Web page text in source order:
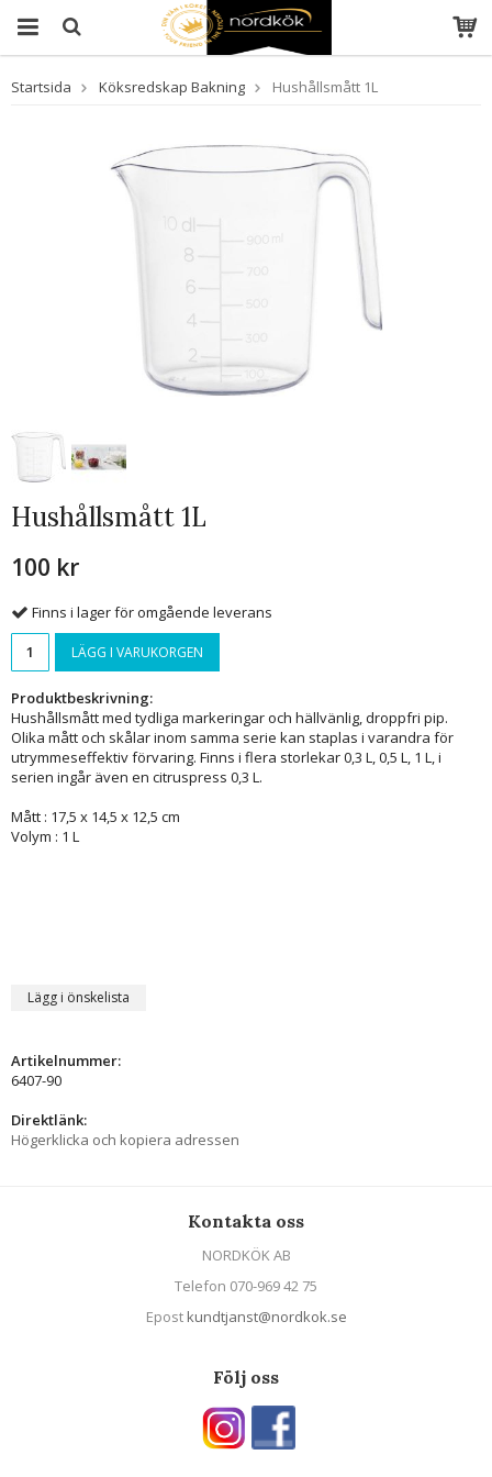
Startsida Köksredskap Bakning Hushållsmått 1L
Hushållsmått 1L
100 kr
Finns i lager för omgående leverans
LÄGG I VARUKORGEN
Produktbeskrivning:
Hushållsmått med tydliga markeringar och hällvänlig, droppfri pip.
Olika mått och skålar inom samma serie kan staplas i varandra för
utrymmeseffektiv förvaring. Finns i flera storlekar 0,3 L, 0,5 L, 1 L, i
serien ingår även en citruspress 0,3 L.
Mått : 17,5 x 14,5 x 12,5 cm
Volym : 1 L
Lägg i önskelista
Artikelnummer:
6407-90
Direktlänk:
Högerklicka och kopiera adressen
Kontakta oss
NORDKÖK AB
Telefon 070-969 42 75
Epost kundtjanst@nordkok.se
Följ oss